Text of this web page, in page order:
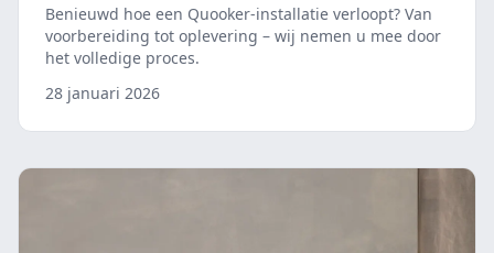
Benieuwd hoe een Quooker-installatie verloopt? Van
voorbereiding tot oplevering – wij nemen u mee door
het volledige proces.
28 januari 2026